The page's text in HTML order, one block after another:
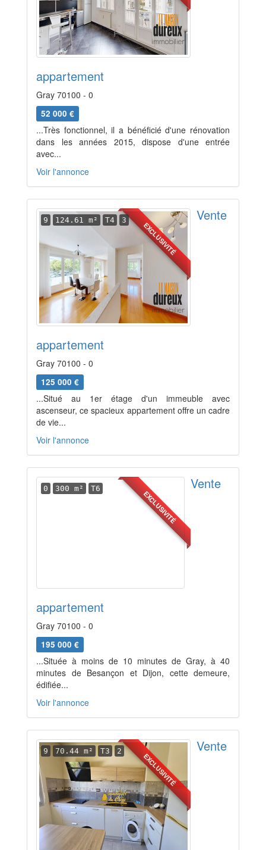
appartement
Gray 70100 - 0
52 000 €
...Très fonctionnel, il a bénéficié d'une rénovation
dans les années 2015, dispose d'une entrée
avec...
Voir l'annonce
EXCLUSIVITÉ
9 124.61 m² T4 3 Vente
appartement
Gray 70100 - 0
125 000 €
...Situé au 1er étage d'un immeuble avec
ascenseur, ce spacieux appartement offre un cadre
de vie...
Voir l'annonce
EXCLUSIVITÉ
0 300 m² T6 Vente
appartement
Gray 70100 - 0
195 000 €
...Située à moins de 10 minutes de Gray, à 40
minutes de Besançon et Dijon, cette demeure,
édifiée...
Voir l'annonce
EXCLUSIVITÉ
9 70.44 m² T3 2 Vente